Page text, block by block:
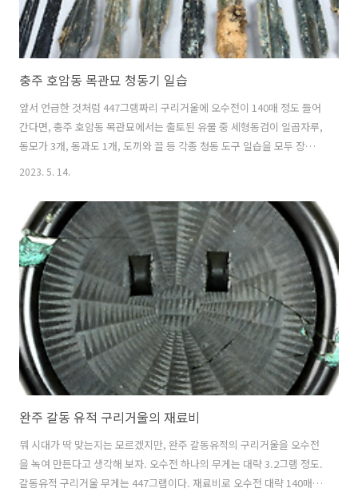
충주 호암동 목관묘 청동기 일습
앞서 언급한 것처럼 447그램짜리 구리거울에 오수전이 140매 정도 들어
간다면, 충주 호암동 목관묘에서는 출토된 유물 중 세형동검이 일곱자루,
동모가 3개, 동과도 1개, 도끼와 끌 등 각종 청동 도구 일습을 모두 장만
하려면 오수전이 몇 매 정도 필요할까? 줄잡아 보아도 이 정도 일습을 장
국 군장이란 돈이 많이 들어가는 자리였겠다. 물론 인건비 별도.
2023. 5. 14.
완주 갈동 유적 구리거울의 재료비
뭐 시대가 딱 맞는지는 모르겠지만, 완주 갈동유적의 구리거울을 오수전
을 녹여 만든다고 생각해 보자. 오수전 하나의 무게는 대략 3.2그램 정도.
갈동유적 구리거울 무게는 447그램이다. 재료비로 오수전 대략 140매